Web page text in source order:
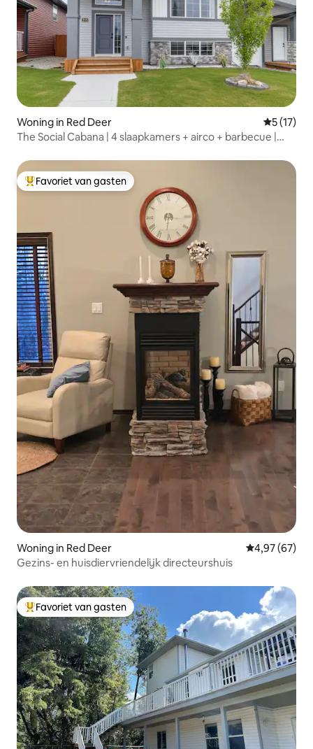
Woning in Red Deer
5 (17)
The Social Cabana | 4 slaapkamers + airco + barbecue |
Topfavoriet van gasten
Favoriet van gasten
Woning in Red Deer Gemiddelde
4,97 (67)
Gezins- en huisdiervriendelijk directeurshuis
Topfavoriet van gasten
Favoriet van gasten